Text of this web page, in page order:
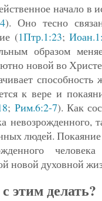
начало в
). Оно тесно
(1Птр.1:23;
обра­зом
новой во
к вере и
; Рим.6:2-7). Как
невозрожденного,
людей.
новой духовной
этим делать?